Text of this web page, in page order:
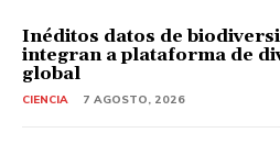
Inéditos datos de
integran a plataforma de
global
CIENCIA 7 AGOSTO, 2026